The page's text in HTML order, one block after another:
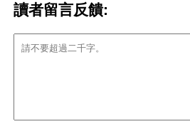
讀者留言反饋: